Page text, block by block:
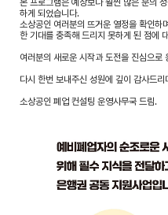
본 프로그램은 예상보다 훨씬 많은 분의
하게 되었습니다.
소상공인 여러분의 뜨거운 열정을 확인하
한 기대를 충족해 드리지 못하게 된 점에
여러분의 새로운 시작과 도전을 진심으로
다시 한번 보내주신 성원에 깊이 감사드
소상공인 폐업 컨설팅 운영사무국 드림.